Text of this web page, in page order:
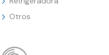
Otros